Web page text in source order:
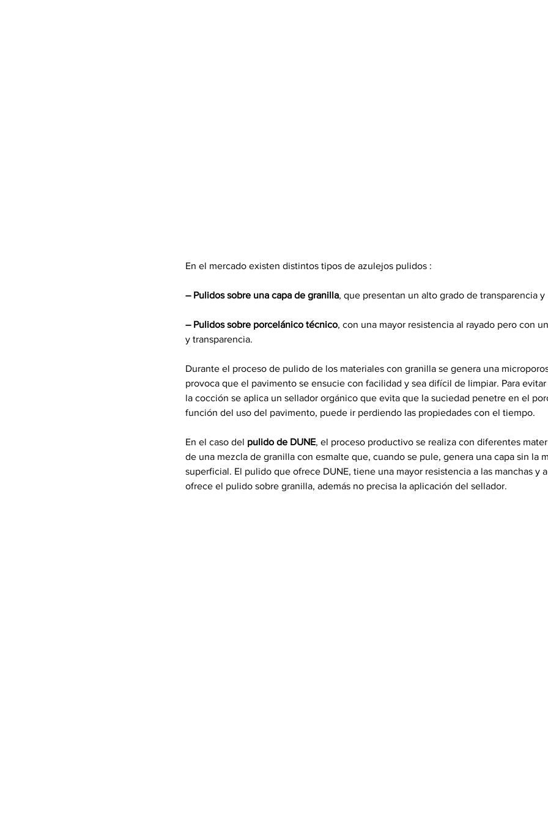
En el mercado existen distintos tipos de azulejos pulidos :
– Pulidos sobre una capa de granilla, que presentan un alto grado de transparencia y
– Pulidos sobre porcelánico técnico, con una mayor resistencia al rayado pero con
y transparencia.
Durante el proceso de pulido de los materiales con granilla se genera una
provoca que el pavimento se ensucie con facilidad y sea difícil de limpiar. Para
la cocción se aplica un sellador orgánico que evita que la suciedad penetre en el
función del uso del pavimento, puede ir perdiendo las propiedades con el tiempo.
En el caso del pulido de DUNE, el proceso productivo se realiza con diferentes
de una mezcla de granilla con esmalte que, cuando se pule, genera una capa sin la
superficial. El pulido que ofrece DUNE, tiene una mayor resistencia a las manchas y
ofrece el pulido sobre granilla, además no precisa la aplicación del sellador.